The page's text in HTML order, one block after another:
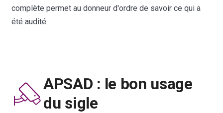
complète permet au donneur d'ordre de savoir ce qui a
été audité.
APSAD : le bon usage
du sigle